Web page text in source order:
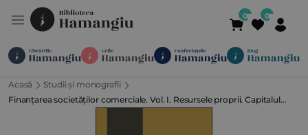
Module Publicații
Suport Contact Newsletter 021 336 01 25 (L-V
Acasă
Studii și monografii
Finanțarea societăților comerciale. Vol. I. Resursele proprii. Capitalul